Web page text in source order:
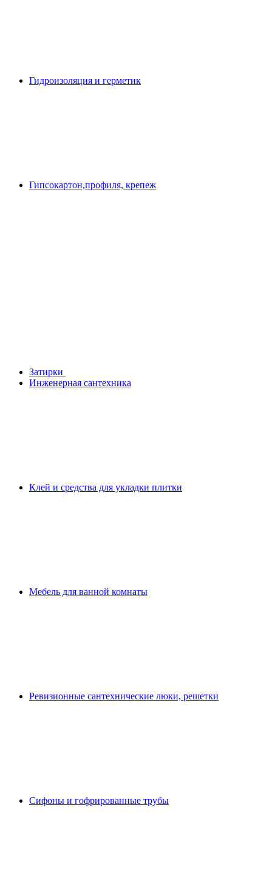
Гидроизоляция и герметик
Гипсокартон,профиля, крепеж
Затирки
Инженерная сантехника
Клей и средства для укладки плитки
Мебель для ванной комнаты
Ревизионные сантехнические люки, решетки
Сифоны и гофрированные трубы